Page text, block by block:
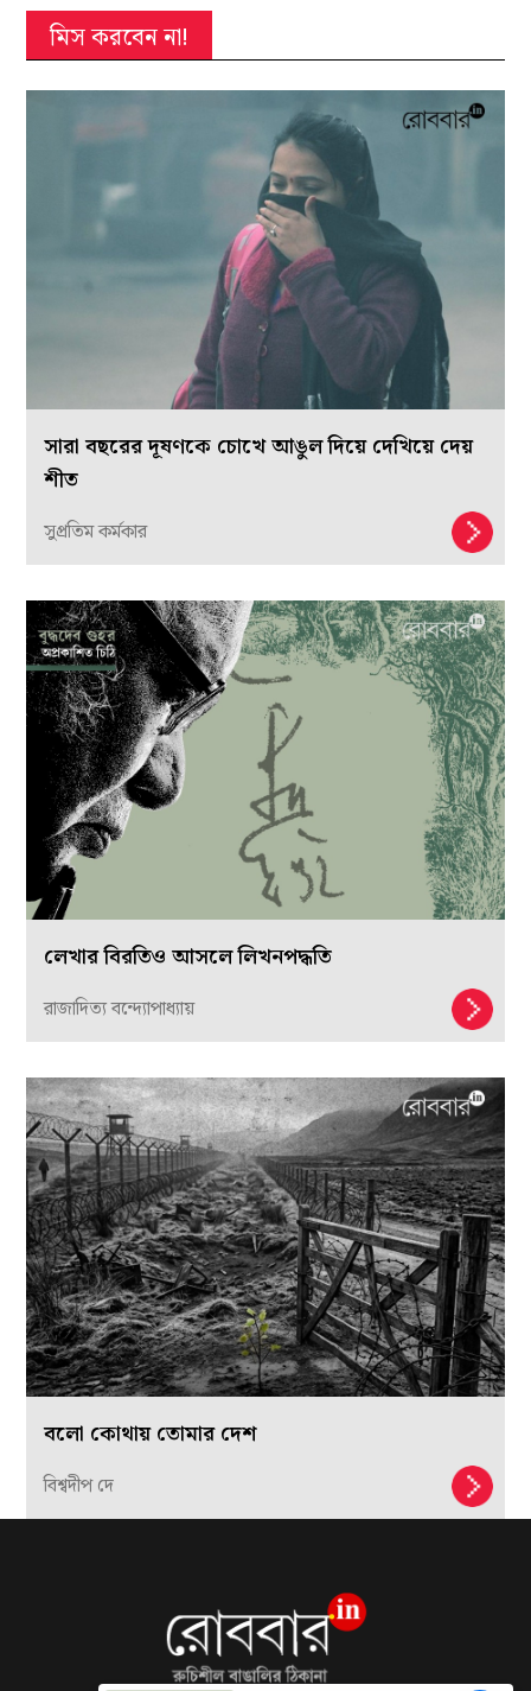
মিস করবেন না!
সারা বছরের দূষণকে চোখে আঙুল দিয়ে দেখিয়ে দেয়
শীত
সুপ্রতিম কর্মকার
লেখার বিরতিও আসলে লিখনপদ্ধতি
রাজাদিত্য বন্দ্যোপাধ্যায়
বলো কোথায় তোমার দেশ
বিশ্বদীপ দে